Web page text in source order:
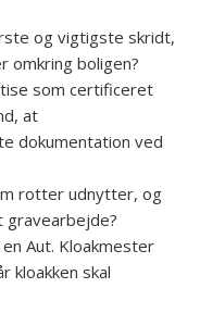
og vigtigste skridt,
omkring boligen?
som certificeret
at
dokumentation ved
rotter udnytter, og
gravearbejde?
Aut. Kloakmester
kloakken skal